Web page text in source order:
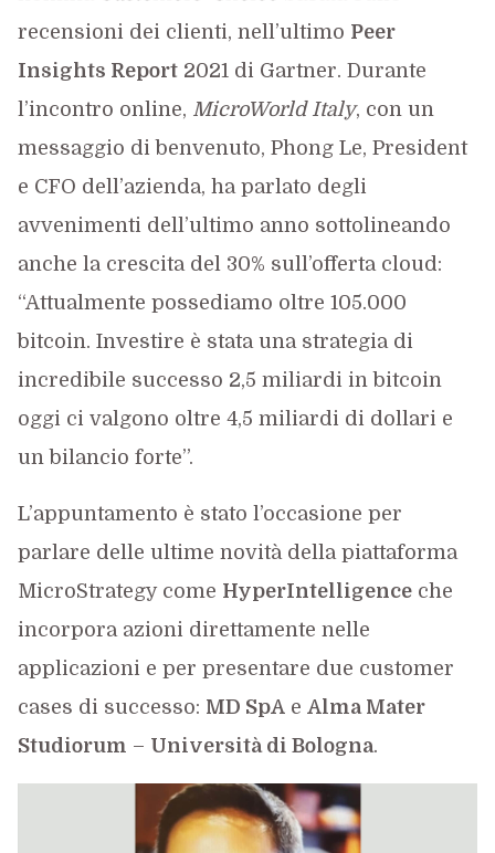
recensioni dei clienti, nell’ultimo Peer
Insights Report2021 di Gartner. Durante
l’incontro online, MicroWorld Italy, con un
messaggio di benvenuto, Phong Le, President
e CFO dell’azienda, ha parlato degli
avvenimenti dell’ultimo anno sottolineando
anche la crescita del 30% sull’offerta cloud:
“Attualmente possediamo oltre 105.000
bitcoin. Investire è stata una strategia di
incredibile successo 2,5 miliardi in bitcoin
oggi ci valgono oltre 4,5 miliardi di dollari e
un bilancio forte”.
L’appuntamento è stato l’occasione per
parlare delle ultime novità della piattaforma
MicroStrategy come HyperIntelligenceche
incorpora azioni direttamente nelle
applicazioni e per presentare due customer
cases di successo: MD SpAe Alma Mater
Studiorum – Università di Bologna.